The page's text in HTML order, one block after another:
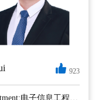
共青团第十六
923